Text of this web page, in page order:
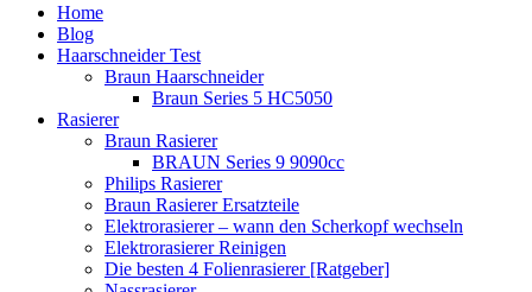
Home
Blog
Haarschneider Test
Braun Haarschneider
Braun Series 5 HC5050
Rasierer
Braun Rasierer
BRAUN Series 9 9090cc
Philips Rasierer
Braun Rasierer Ersatzteile
Elektrorasierer – wann den Scherkopf wechseln
Elektrorasierer Reinigen
Die besten 4 Folienrasierer [Ratgeber]